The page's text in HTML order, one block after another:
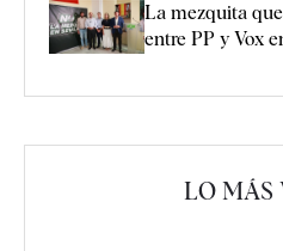
La mezquita
entre PP y Vox
LO MÁS